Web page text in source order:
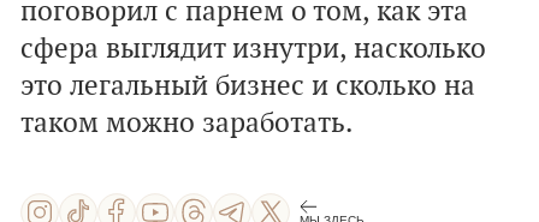
поговорил с парнем о том, как эта
сфера выглядит изнутри, насколько
это легальный бизнес и сколько на
таком можно заработать.